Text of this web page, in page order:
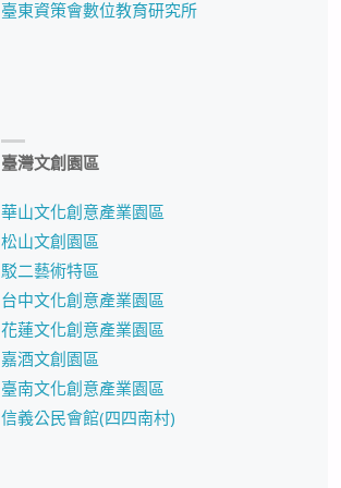
臺東資策會數位教育研究所
臺灣文創園區
華山文化創意產業園區
松山文創園區
駁二藝術特區
台中文化創意產業園區
花蓮文化創意產業園區
嘉酒文創園區
臺南文化創意產業園區
信義公民會館(四四南村)